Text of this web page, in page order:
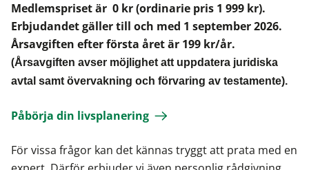
Medlemspriset är 0 kr (ordinarie pris 1 999 kr).
Erbjudandet gäller till och med 1 september 2026.
Årsavgiften efter första året är 199 kr/år.
(Årsavgiften avser möjlighet att uppdatera juridiska
avtal samt övervakning och förvaring av testamente).
Påbörja din livsplanering
För vissa frågor kan det kännas tryggt att prata med en